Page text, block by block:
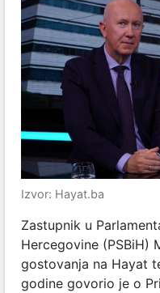
Izvor: Hayat.ba
Zastupnik u
Hercegovine (PSBiH)
gostovanja na Hayat
godine govorio je o